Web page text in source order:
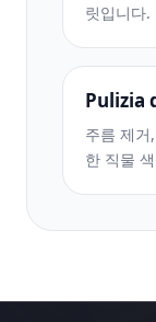
릿입니다.
지정된 방
Pulizia
주름 제
한 직물